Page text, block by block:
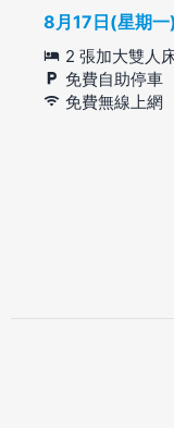
8月17日(星期
2 張加大雙人
免費自助停車
免費無線上網